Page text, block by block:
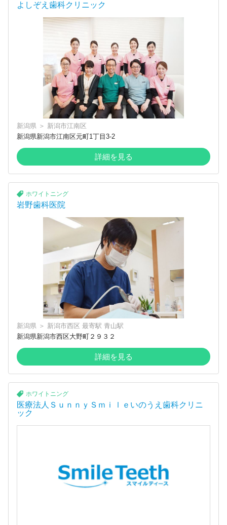
よしぞえ歯科クリニック
新潟県 ＞ 新潟市江南区
新潟県新潟市江南区元町1丁目3-2
詳細を見る
ホワイトニング
岩野歯科医院
新潟県 ＞ 新潟市西区 最寄駅 青山駅
新潟県新潟市西区大野町２９３２
詳細を見る
ホワイトニング
医療法人ＳｕｎｎｙＳｍｉｌｅいのうえ歯科クリニ
ック